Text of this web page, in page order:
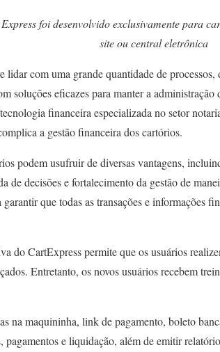
foi desenvolvido exclusivamente para
site ou central eletrônica
com uma grande quantidade de
soluções eficazes para manter a
financeira especializada no setor
a gestão financeira dos cartórios.
podem usufruir de diversas vantagens,
de decisões e fortalecimento da gestão de
que todas as transações e informações
do CartExpress permite que os usuários
Entretanto, os novos usuários recebem
na maquininha, link de pagamento, boleto
pagamentos e liquidação, além de emitir